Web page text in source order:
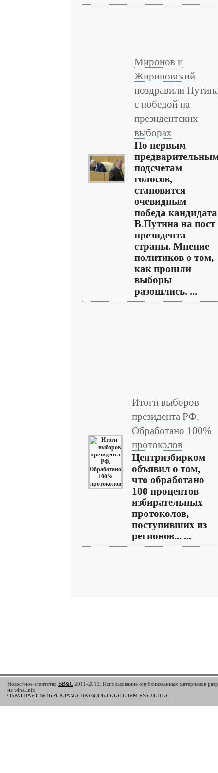
Миронов и
Жириновский
поздравили
с победой на
президентских
выборах
По первым
подсчетам
голосов,
становится
очевидным
победа кандидата
В.Путина на пост
президента
страны. Мнение
политиков о том,
как прошли
выборы
разошлись. ...
Итоги выборов
президента РФ.
Обработано 100%
протоколов
Центризбирком
объявил о том,
что обработано
100 процентов
избирательных
протоколов,
поступивших из
регионов... ...
Новостное агентство BB&C 2011-2013. Использование опубликованных материалов
на wlna.info.
ОБРАТНАЯ СВЯЗЬ РЕКЛАМА ПРАВООБЛАДАТЕЛЯМ RSS-ЛЕНТА